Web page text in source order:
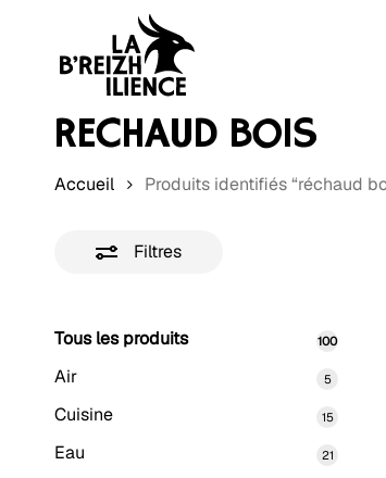
Appuyez sur Entrée pour rechercher ou
RÉCHAUD BOIS
Accueil Produits identifiés “réchaud
Filtres
Tous les produits 100100
Air 55
Cuisine 1515
Eau 2121